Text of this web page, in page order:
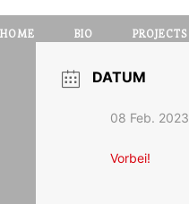
HOME BIO PROJECTS
DATUM
08 Feb. 2023
Vorbei!